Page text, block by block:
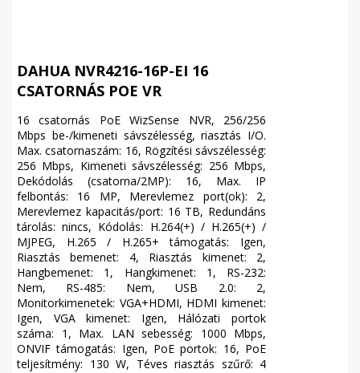
DAHUA NVR4216-16P-EI 16
CSATORNÁS POE VR
16 csatornás PoE WizSense NVR, 256/256
Mbps be-/kimeneti sávszélesség, riasztás I/O.
Max. csatornaszám: 16, Rögzítési sávszélesség:
256 Mbps, Kimeneti sávszélesség: 256 Mbps,
Dekódolás (csatorna/2MP): 16, Max. IP
felbontás: 16 MP, Merevlemez port(ok): 2,
Merevlemez kapacitás/port: 16 TB, Redundáns
tárolás: nincs, Kódolás: H.264(+) / H.265(+) /
MJPEG, H.265 / H.265+ támogatás: Igen,
Riasztás bemenet: 4, Riasztás kimenet: 2,
Hangbemenet: 1, Hangkimenet: 1, RS-232:
Nem, RS-485: Nem, USB 2.0: 2,
Monitorkimenetek: VGA+HDMI, HDMI kimenet:
Igen, VGA kimenet: Igen, Hálózati portok
száma: 1, Max. LAN sebesség: 1000 Mbps,
ONVIF támogatás: Igen, PoE portok: 16, PoE
teljesítmény: 130 W, Téves riasztás szűrő: 4